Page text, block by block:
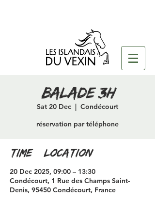
Balade 3H
Sat 20 Dec
  |
Condécourt
réservation par téléphone
Time & Location
20 Dec 2025, 09:00 – 13:30
Condécourt, 1 Rue des Champs Saint-
Denis, 95450 Condécourt, France